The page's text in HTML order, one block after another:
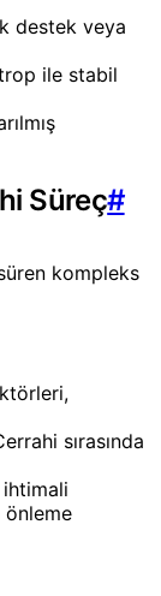
destek veya
ile stabil
Süreç#
kompleks
sırasında
önleme